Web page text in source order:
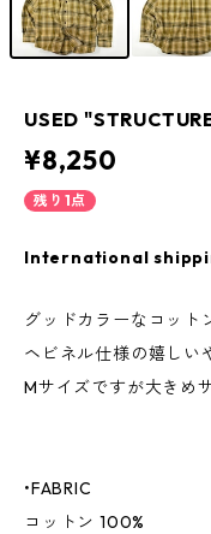
USED
¥8,250
残り1点
International
グッドカラーなコット
ヘビネル仕様の嬉しい
Mサイズですが大きめ
•FABRIC
コットン 100%